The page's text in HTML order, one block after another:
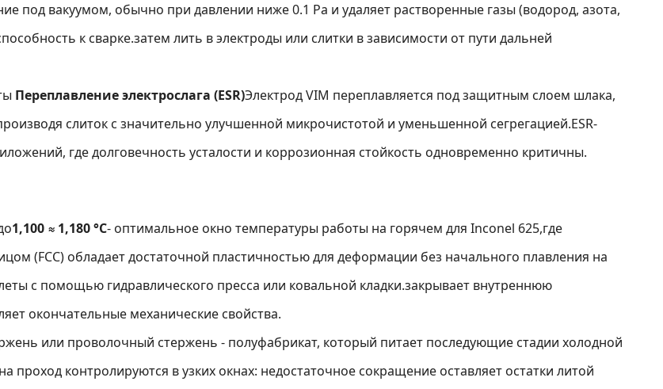
под вакуумом, обычно при давлении ниже 0.1 Pa и удаляет растворенные газы (водород, азота,
к сварке.затем лить в электроды или слитки в зависимости от пути дальней
Переплавление электрослага (ESR)Электрод VIM переплавляется под защитным слоем шлака,
слиток с значительно улучшенной микрочистотой и уменьшенной сегрегацией.ESR-
где долговечность усталости и коррозионная стойкость одновременно критичны.
1,100 ≈ 1,180 °C- оптимальное окно температуры работы на горячем для Inconel 625,где
(FCC) обладает достаточной пластичностью для деформации без начального плавления на
с помощью гидравлического пресса или ковальной кладки.закрывает внутреннюю
окончательные механические свойства.
или проволочный стержень - полуфабрикат, который питает последующие стадии холодной
контролируются в узких окнах: недостаточное сокращение оставляет остатки литой